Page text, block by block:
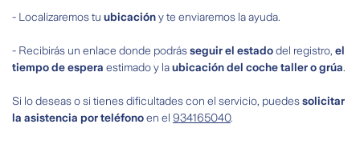
- Localizaremos tu ubicacióny te enviaremos la ayuda.
- Recibirás un enlace donde podrásseguir el estadodel registro, el
tiempo de espera estimado y laubicación del coche taller o grúa.
Si lo deseas o si tienes dificultades con el servicio, puedessolicitar
la asistencia por teléfonoen el 934165040.